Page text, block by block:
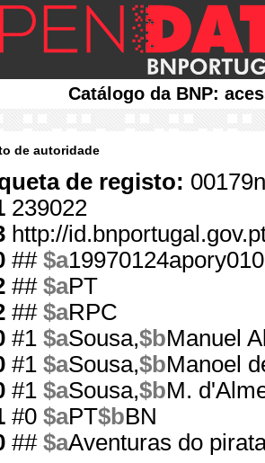
Catálogo da BNP:
de autoridade
de registo:
239022
http://
## $a
## $aPT
## $aRPC
#1 $aSousa,$bManuel
#1 $aSousa,$bManoel
#1 $aSousa,$bM.
#0 $aPT$bBN
## $aAventuras do